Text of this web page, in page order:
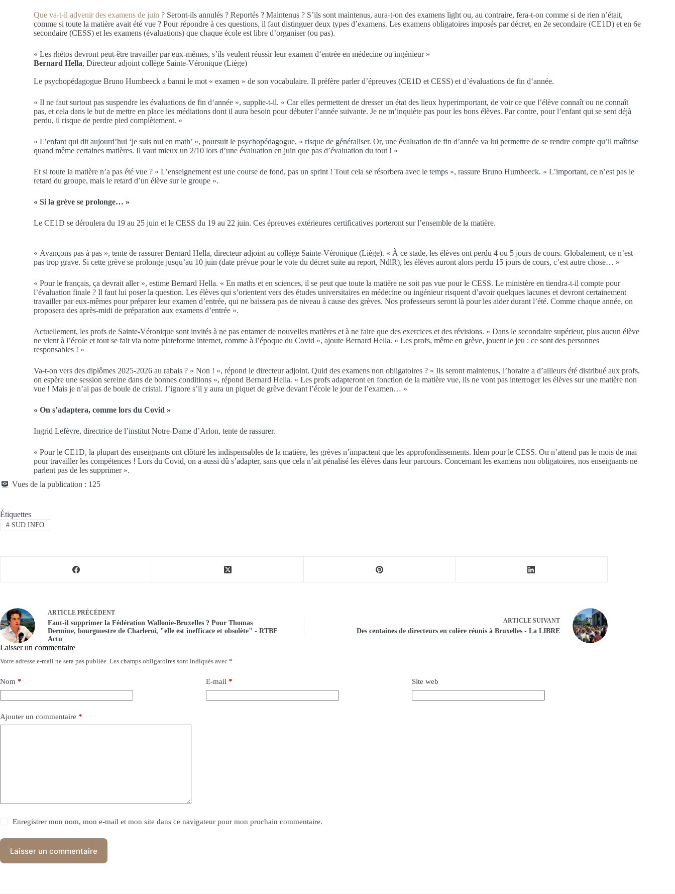
Que va-t-il advenir des examens de juin ? Seront-ils annulés ? Reportés ? Maintenus ? S’ils sont maintenus, aura-t-on des examens light ou, au contraire, fera-t-on comme si de rien n’était,
comme si toute la matière avait été vue ? Pour répondre à ces questions, il faut distinguer deux types d’examens. Les examens obligatoires imposés par décret, en 2e secondaire (CE1D) et en 6e
secondaire (CESS) et les examens (évaluations) que chaque école est libre d’organiser (ou pas).
« Les rhétos devront peut-être travailler par eux-mêmes, s’ils veulent réussir leur examen d‘entrée en médecine ou ingénieur »
Bernard Hella, Directeur adjoint collège Sainte-Véronique (Liège)
Le psychopédagogue Bruno Humbeeck a banni le mot « examen » de son vocabulaire. Il préfère parler d’épreuves (CE1D et CESS) et d’évaluations de fin d‘année.
« Il ne faut surtout pas suspendre les évaluations de fin d‘année », supplie-t-il. « Car elles permettent de dresser un état des lieux hyperimportant, de voir ce que l’élève connaît ou ne connaît
pas, et cela dans le but de mettre en place les médiations dont il aura besoin pour débuter l’année suivante. Je ne m’inquiète pas pour les bons élèves. Par contre, pour l’enfant qui se sent déjà
perdu, il risque de perdre pied complètement. »
« L’enfant qui dit aujourd’hui ‘je suis nul en math’ », poursuit le psychopédagogue, « risque de généraliser. Or, une évaluation de fin d’année va lui permettre de se rendre compte qu’il maîtrise
quand même certaines matières. Il vaut mieux un 2/10 lors d’une évaluation en juin que pas d’évaluation du tout ! »
Et si toute la matière n’a pas été vue ? « L’enseignement est une course de fond, pas un sprint ! Tout cela se résorbera avec le temps », rassure Bruno Humbeeck. « L’important, ce n’est pas le
retard du groupe, mais le retard d’un élève sur le groupe ».
« Si la grève se prolonge… »
Le CE1D se déroulera du 19 au 25 juin et le CESS du 19 au 22 juin. Ces épreuves extérieures certificatives porteront sur l’ensemble de la matière.
« Avançons pas à pas », tente de rassurer Bernard Hella, directeur adjoint au collège Sainte-Véronique (Liège). « À ce stade, les élèves ont perdu 4 ou 5 jours de cours. Globalement, ce n’est
pas trop grave. Si cette grève se prolonge jusqu’au 10 juin (date prévue pour le vote du décret suite au report, NdlR), les élèves auront alors perdu 15 jours de cours, c’est autre chose… »
« Pour le français, ça devrait aller », estime Bernard Hella. « En maths et en sciences, il se peut que toute la matière ne soit pas vue pour le CESS. Le ministère en tiendra-t-il compte pour
l’évaluation finale ? Il faut lui poser la question. Les élèves qui s’orientent vers des études universitaires en médecine ou ingénieur risquent d’avoir quelques lacunes et devront certainement
travailler par eux-mêmes pour préparer leur examen d’entrée, qui ne baissera pas de niveau à cause des grèves. Nos professeurs seront là pour les aider durant l’été. Comme chaque année, on
proposera des après-midi de préparation aux examens d’entrée ».
Actuellement, les profs de Sainte-Véronique sont invités à ne pas entamer de nouvelles matières et à ne faire que des exercices et des révisions. « Dans le secondaire supérieur, plus aucun élève
ne vient à l’école et tout se fait via notre plateforme internet, comme à l’époque du Covid », ajoute Bernard Hella. « Les profs, même en grève, jouent le jeu : ce sont des personnes
responsables ! »
Va-t-on vers des diplômes 2025-2026 au rabais ? « Non ! », répond le directeur adjoint. Quid des examens non obligatoires ? « Ils seront maintenus, l’horaire a d’ailleurs été distribué aux profs,
on espère une session sereine dans de bonnes conditions », répond Bernard Hella. « Les profs adapteront en fonction de la matière vue, ils ne vont pas interroger les élèves sur une matière non
vue ! Mais je n’ai pas de boule de cristal. J’ignore s’il y aura un piquet de grève devant l’école le jour de l’examen… »
« On s’adaptera, comme lors du Covid »
Ingrid Lefèvre, directrice de l’institut Notre-Dame d’Arlon, tente de rassurer.
« Pour le CE1D, la plupart des enseignants ont clôturé les indispensables de la matière, les grèves n’impactent que les approfondissements. Idem pour le CESS. On n’attend pas le mois de mai
pour travailler les compétences ! Lors du Covid, on a aussi dû s’adapter, sans que cela n’ait pénalisé les élèves dans leur parcours. Concernant les examens non obligatoires, nos enseignants ne
parlent pas de les supprimer ».
Vues de la publication : 125
Étiquettes
#SUD INFO
ARTICLE PRÉCÉDENT
Faut-il supprimer la Fédération Wallonie-Bruxelles ? Pour Thomas
Dermine, bourgmestre de Charleroi, "elle est inefficace et obsolète" - RTBF
Actu
ARTICLESUIVANT
Des centaines de directeurs en colère réunis à Bruxelles - La LIBRE
Laisser un commentaire
Votre adresse e-mail ne sera pas publiée. Les champs obligatoires sont indiqués avec *
Nom * E-mail* Site web
Ajouter un commentaire *
Enregistrer mon nom, mon e-mail et mon site dans ce navigateur pour mon prochain commentaire.
Laisser un commentaire